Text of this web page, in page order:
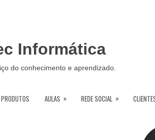
Informática
do conhecimento e aprendizado.
PRODUTOS AULAS » REDE SOCIAL »